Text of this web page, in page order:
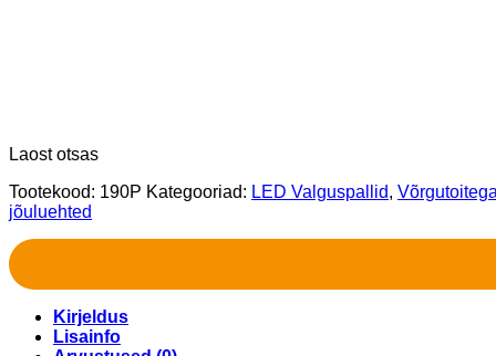
Laost otsas
Tootekood: 190P Kategooriad: LED Valguspallid,
jõuluehted
Kirjeldus
Lisainfo